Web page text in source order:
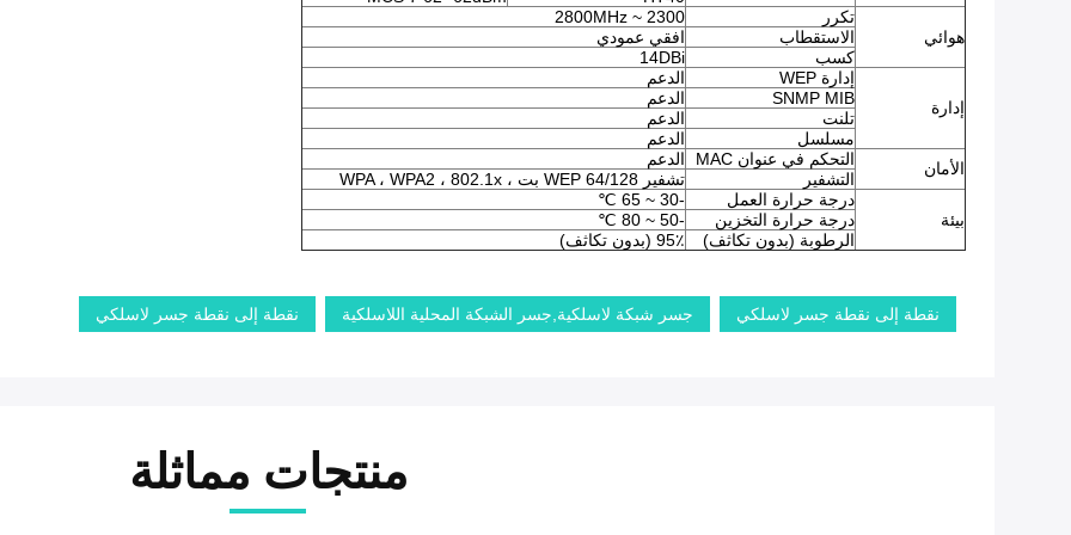
هوائي
تكرر
2300 ~ 2800MHz
الاستقطاب
افقي عمودي
كسب
14DBi
إدارة
إدارة WEP
الدعم
SNMP MIB
الدعم
تلنت
الدعم
مسلسل
الدعم
الأمان
التحكم في عنوان MAC
الدعم
التشفير
تشفير WEP 64/128 بت ، WPA ، WPA2 ، 802.1x
بيئة
درجة حرارة العمل
-30 ~ 65 ℃
درجة حرارة التخزين
-50 ~ 80 ℃
الرطوبة (بدون تكاثف)
95٪ (بدون تكاثف)
نقطة إلى نقطة جسر لاسلكي جسر شبكة لاسلكية,جسر الشبكة المحلية اللاسلكية نقطة إلى نقطة جسر لاسلكي
منتجات مماثلة